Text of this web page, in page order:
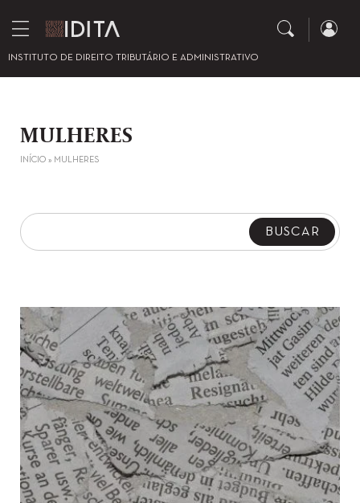
INSTITUTO DE DIREITO TRIBUTÁRIO E ADMINISTRATIVO
MULHERES
INÍCIO » MULHERES